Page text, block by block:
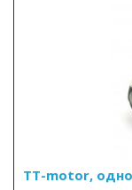
TT-motor,